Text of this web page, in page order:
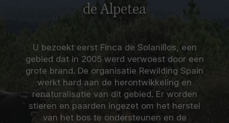
de Alpetea
U bezoekt eerst Finca de Solanillos, een
gebied dat in 2005 werd verwoest door een
grote brand. De organisatie Rewilding Spain
werkt hard aan de herontwikkeling en
renaturalisatie van dit gebied. Er worden
stieren en paarden ingezet om het herstel
van het bos te ondersteunen en de